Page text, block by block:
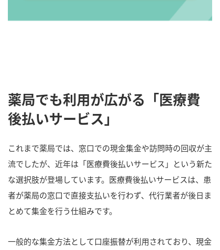
薬局でも利用が広がる「医療費
後払いサービス」
これまで薬局では、窓口での現金集金や訪問時の回収が主
流でしたが、近年は「医療費後払いサービス」という新た
な選択肢が登場しています。医療費後払いサービスは、患
者が薬局の窓口で直接支払いを行わず、代行業者が後日ま
とめて集金を行う仕組みです。
一般的な集金方法として口座振替が利用されており、現金